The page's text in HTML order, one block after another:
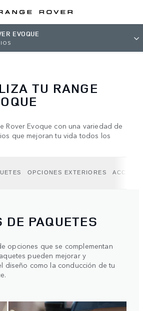
EVOQUE
TU RANGE
Rover Evoque con una variedad de
que mejoran tu vida todos los
OPCIONES EXTERIORES
DE PAQUETES
opciones que se complementan
pueden mejorar y
diseño como la conducción de tu